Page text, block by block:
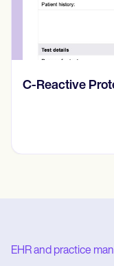
Diario de
EHR and practice